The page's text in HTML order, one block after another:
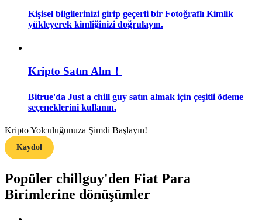
Ticaret stratejileri
Kazan
Kişisel bilgilerinizi girip geçerli bir Fotoğraflı Kimlik
yükleyerek kimliğinizi doğrulayın.
Kripto Satın Alın！
Bitrue'da Just a chill guy satın almak için çeşitli ödeme
seçeneklerini kullanın.
Kripto Yolculuğunuza Şimdi Başlayın!
Kaydol
Popüler chillguy'den Fiat Para
Birimlerine dönüşümler